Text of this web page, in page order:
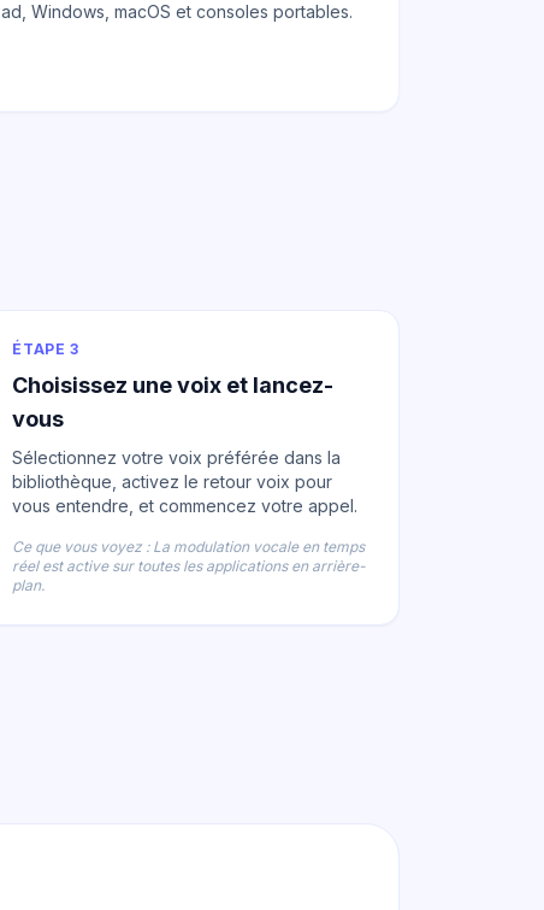
Windows, macOS et consoles portables.
ÉTAPE 3
Choisissez une voix et lancez-
vous
Sélectionnez votre voix préférée dans la
bibliothèque, activez le retour voix pour
vous entendre, et commencez votre appel.
Ce que vous voyez : La modulation vocale en temps
réel est active sur toutes les applications en arrière-
plan.